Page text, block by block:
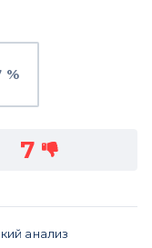
%
7
анализ